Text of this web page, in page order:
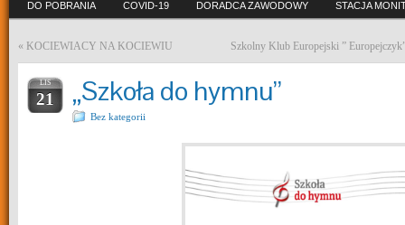
DO POBRANIA COVID-19 DORADCA ZAWODOWY STACJA
« KOCIEWIACY NA KOCIEWIU Szkolny Klub Europejski ”
LIS
21 „Szkoła do hymnu”
Bez kategorii